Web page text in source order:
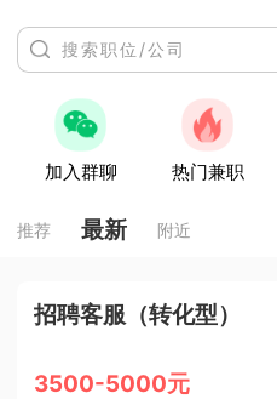
加入群聊 热门兼职
推荐 最新 附近
招聘客服（转化型）
3500-5000元